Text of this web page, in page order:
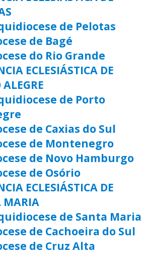
de Pelotas
de Bagé
do Rio Grande
ECLESIÁSTICA DE
ALEGRE
de Porto
de Caxias do Sul
de Montenegro
de Novo Hamburgo
de Osório
ECLESIÁSTICA DE
MARIA
de Santa Maria
de Cachoeira do Sul
de Cruz Alta